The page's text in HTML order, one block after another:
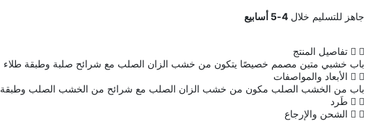
جاهز للتسليم خلال 4-5 أسابيع
تفاصيل المنتج
باب خشبي متين مصمم خصيصًا يتكون من خشب الزان الصلب مع شرائح صلبة وطبقة طلاء
الأبعاد والمواصفات
باب من الخشب الصلب مكون من خشب الزان الصلب مع شرائح من الخشب الصلب وطبقة
طَرد
الشحن والإرجاع